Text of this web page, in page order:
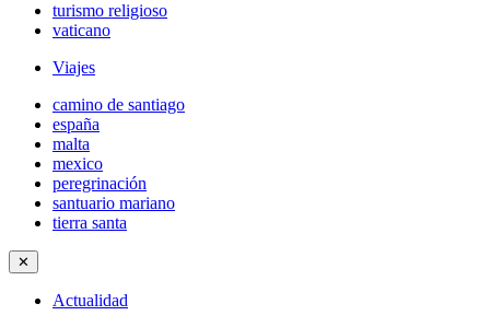
turismo religioso
vaticano
Viajes
camino de santiago
españa
malta
mexico
peregrinación
santuario mariano
tierra santa
✕
Actualidad